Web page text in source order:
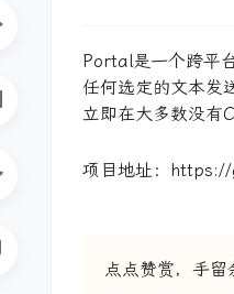
Portal是一个跨平
任何选定的文本发
立即在大多数没有
项目地址：
点点赞赏，手留